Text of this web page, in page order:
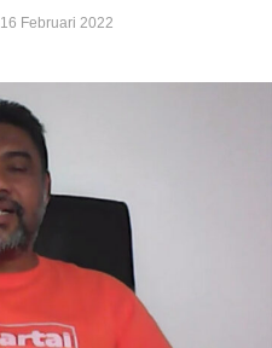
16 Februari 2022